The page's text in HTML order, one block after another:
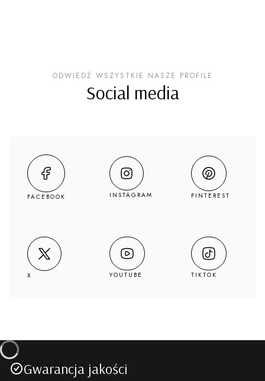
ODWIEDŹ WSZYSTKIE NASZE PROFILE
Social media
FACEBOOK INSTAGRAM PINTEREST
X YOUTUBE TIKTOK
Gwarancja jakości